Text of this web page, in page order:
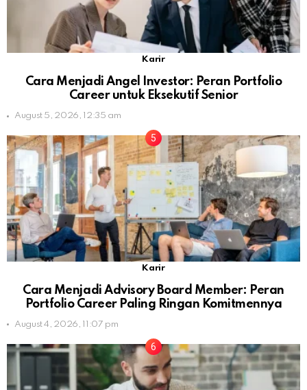
Karir
Cara Menjadi Angel Investor: Peran Portfolio
Career untuk Eksekutif Senior
August 5, 2026, 12:35 am
Karir
Cara Menjadi Advisory Board Member: Peran
Portfolio Career Paling Ringan Komitmennya
August 4, 2026, 11:07 pm